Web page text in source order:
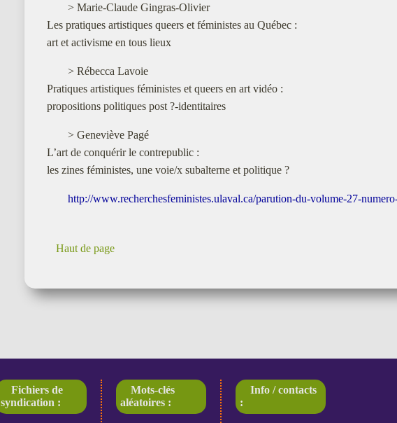
> Marie-Claude Gingras-Olivier
Les pratiques artistiques queers et féministes au Québec :
art et activisme en tous lieux
> Rébecca Lavoie
Pratiques artistiques féministes et queers en art vidéo :
propositions politiques post ?-identitaires
> Geneviève Pagé
L’art de conquérir le contrepublic :
les zines féministes, une voie/x subalterne et politique ?
http://www.recherchesfeministes.ulaval.ca/parution-du-volume-27-
Haut de page
Fichiers de
syndication :
Mots-clés
aléatoires :
Info / contacts
: